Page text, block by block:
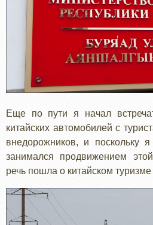
Еще по пути я начал
китайских автомобилей с
внедорожников, и поскольку
занимался продвижением
речь пошла о китайском